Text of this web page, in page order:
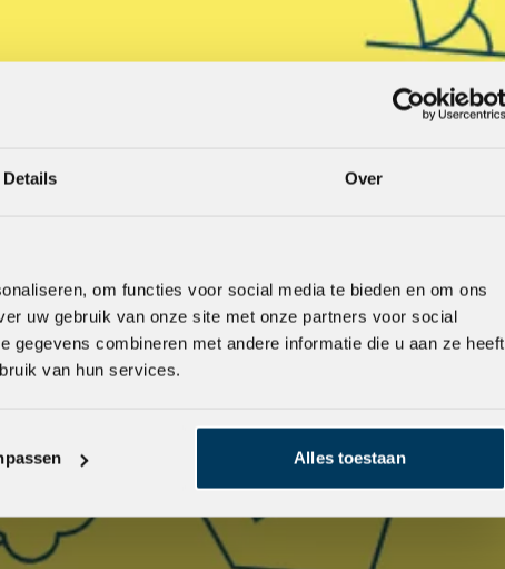
Details Over
om functies voor social media te bieden en om ons
uw gebruik van onze site met onze partners voor social
gegevens combineren met andere informatie die u aan ze heeft
van hun services.
Alles toestaan